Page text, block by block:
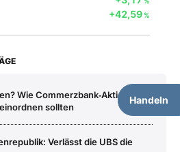
Handeln
+42,59%
Wie Commerzbank‑Aktionäre
sollten
Verlässt die UBS die